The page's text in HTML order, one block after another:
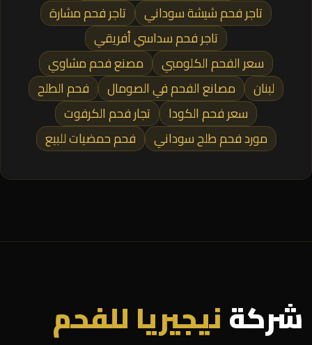
تاجر فحم شيشة سوداني
تاجر فحم مشارة
تاجر فحم سداسي أفريقي
سعر الفحم الكلومبي
مصنع فحم مشاوي
لبنان
مصانع الفحم في الصومال
فحم الطلح
سعر فحم الكودا
تجار فحم الكرفوت
مورد فحم طلح سوداني
فحم حمضيات للبيع
شركةنيجيريا للفحم